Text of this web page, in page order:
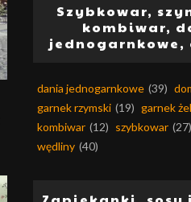
Szybkowar,
kombiwar,
dania jednogarnkowe (39)
garnek rzymski (19) garnek
kombiwar (12) szybkowar (27)
wędliny (40)